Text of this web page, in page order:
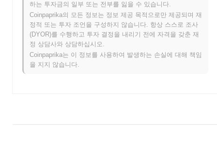
퇴직 토큰은 언제 어떻게 시작되었나요?
퇴직 토큰은 2021년 3월에 창립 팀이 프로젝트의 비전과 목표를 설
명하는 백서를 발표하면서 시작되었습니다. 2021년 6월에는 테스
트넷을 출시하여 개발자와 초기 사용자들이 기능과 특성을 실험할
출시되어 토큰이 공식적으로 시장에 진입하게 되었습니다. 초기 개
발은 혁신적인 투자 전략을 통해 퇴직자에게 재정적 안전을 제공하
하는 투자금의 일부 또는 전부를 잃을 수 있습니다.
Coinpaprika의 모든 정보는 정보 제공 목적으로만 제공되며 재
정적 또는 투자 조언을 구성하지 않습니다. 항상 스스로 조사
(DYOR)를 수행하고 투자 결정을 내리기 전에 자격을 갖춘 재
정 상담사와 상담하십시오.
Coinpaprika는 이 정보를 사용하여 발생하는 손실에 대해 책임
을 지지 않습니다.